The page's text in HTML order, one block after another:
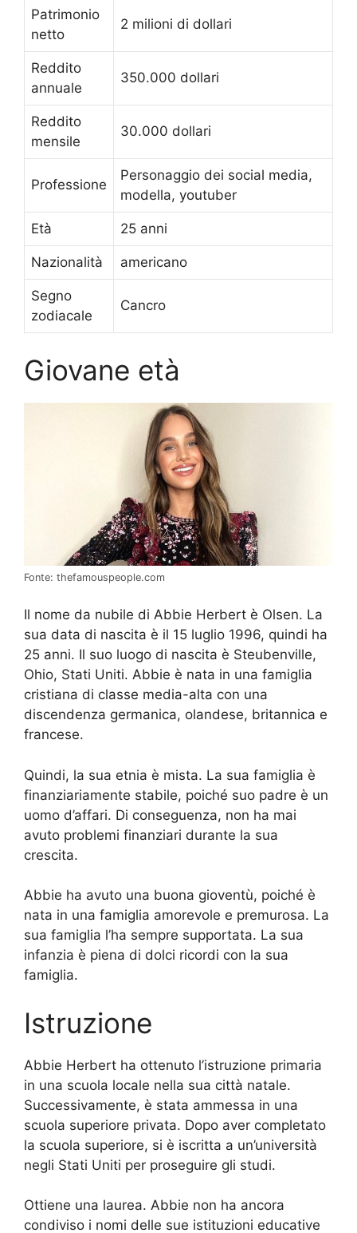
Patrimonio
netto
2 milioni di dollari
Reddito
annuale
350.000 dollari
Reddito
mensile
30.000 dollari
Professione
Personaggio dei social media,
modella, youtuber
Età 25 anni
Nazionalità americano
Segno
zodiacale
Cancro
Giovane età
Fonte: thefamouspeople.com
Il nome da nubile di Abbie Herbert è Olsen. La
sua data di nascita è il 15 luglio 1996, quindi ha
25 anni. Il suo luogo di nascita è Steubenville,
Ohio, Stati Uniti. Abbie è nata in una famiglia
cristiana di classe media-alta con una
discendenza germanica, olandese, britannica e
francese.
Quindi, la sua etnia è mista. La sua famiglia è
finanziariamente stabile, poiché suo padre è un
uomo d’affari. Di conseguenza, non ha mai
avuto problemi finanziari durante la sua
crescita.
Abbie ha avuto una buona gioventù, poiché è
nata in una famiglia amorevole e premurosa. La
sua famiglia l’ha sempre supportata. La sua
infanzia è piena di dolci ricordi con la sua
famiglia.
Istruzione
Abbie Herbert ha ottenuto l’istruzione primaria
in una scuola locale nella sua città natale.
Successivamente, è stata ammessa in una
scuola superiore privata. Dopo aver completato
la scuola superiore, si è iscritta a un’università
negli Stati Uniti per proseguire gli studi.
Ottiene una laurea. Abbie non ha ancora
condiviso i nomi delle sue istituzioni educative